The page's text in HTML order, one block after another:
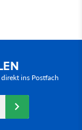
ins Postfach